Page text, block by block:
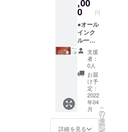
不可。
いただ
きます
（先着
順）。
※ご予約
時の
キャン
セリポ
リシー
は「前
日18時
以降の
キャン
セル・
ノー
ショー
(バト
ラー)付
き。 ※
利用期
限は
【2022
年4月か
ら2023
年3月31
日】ま
でにな
りま
す。 ※
ご予約
は21年3
月頃よ
けでな
く、
金・
土・祝
前日の
ご利用
も可
能。 地
元の素
材をふ
んだん
に使っ
た夕
食、朝
食付
き。お
お礼の
メール
◆グラ
ンド
オープ
ン後
に、施
設内を
全て貸
し切っ
てご宿
泊いた
だけま
す。最
大26名
まで宿
,00
0 円
●オール
インク
ルーシ
ブ付き
【ドー
ムホテ
ル型グ
ランピ
ングリ
ゾート
１泊２
日 貸
切宿泊
チケッ
支援
者：
0人
お届
け予
定：
2022
年04
月
詳細を見る
こ
の
リ
タ
ー
ン